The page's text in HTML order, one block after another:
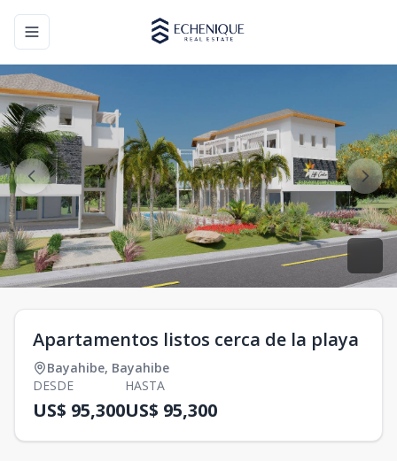
Toggle navigation menu
Apartamentos listos cerca de la playa
Bayahibe, Bayahibe
DESDE
US$ 95,300
HASTA
US$ 95,300